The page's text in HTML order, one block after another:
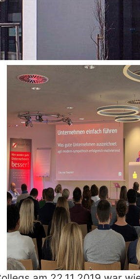
GmbH
Experten
anfragen